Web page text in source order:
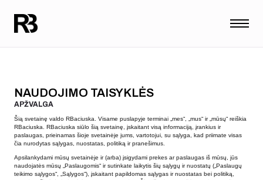
NAUDOJIMO TAISYKLĖS
APŽVALGA
Šią svetainę valdo RBaciuska. Visame puslapyje terminai „mes“, „mus“ ir „mūsų“ reiškia
RBaciuska. RBaciuska siūlo šią svetainę, įskaitant visą informaciją, įrankius ir
paslaugas, prieinamas šioje svetainėje jums, vartotojui, su sąlyga, kad priimate visas
čia nurodytas sąlygas, nuostatas, politiką ir pranešimus.
Apsilankydami mūsų svetainėje ir (arba) įsigydami prekes ar paslaugas iš mūsų, jūs
naudojatės mūsų „Paslaugomis“ ir sutinkate laikytis šių sąlygų ir nuostatų („Paslaugų
teikimo sąlygos“, „Sąlygos“), įskaitant papildomas sąlygas ir nuostatas bei politiką,